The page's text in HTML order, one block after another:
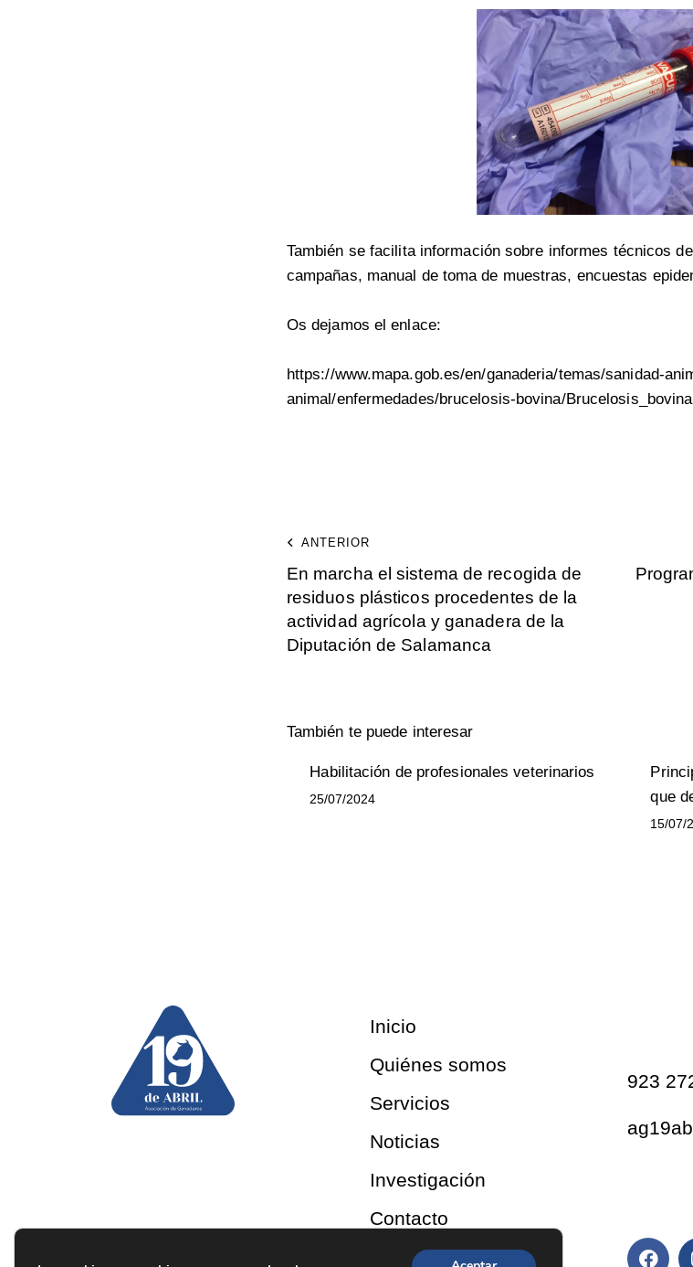
También se facilita información sobre informes técnicos
campañas, manual de toma de muestras, encuestas
Os dejamos el enlace:
https://www.mapa.gob.es/en/ganaderia/temas/sanidad-
animal/enfermedades/brucelosis-bovina/
ANTERIOR
En marcha el sistema de recogida de
residuos plásticos procedentes de la
actividad agrícola y ganadera de la
Diputación de Salamanca
También te puede interesar
Habilitación de profesionales veterinarios
25/07/2024
que
15/07/
Inicio
Quiénes somos
Servicios
Noticias
Investigación
Contacto
923